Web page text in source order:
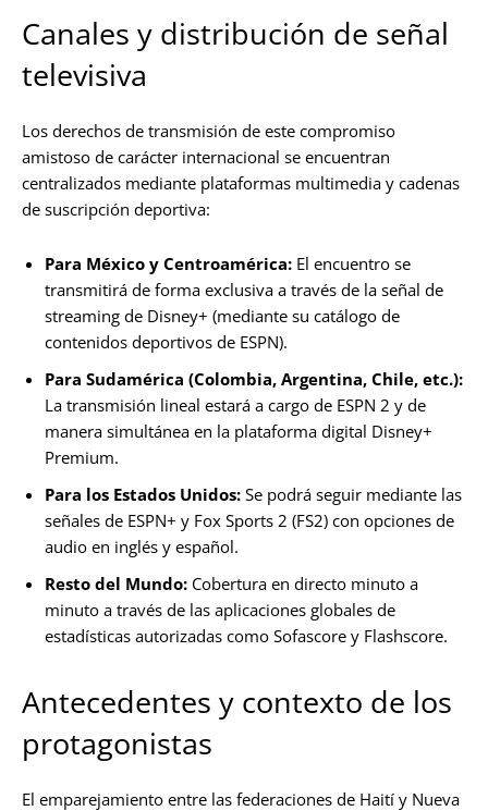
Canales y distribución de señal
televisiva
Los derechos de transmisión de este compromiso
amistoso de carácter internacional se encuentran
centralizados mediante plataformas multimedia y cadenas
de suscripción deportiva:
Para México y Centroamérica: El encuentro se
transmitirá de forma exclusiva a través de la señal de
streaming de Disney+ (mediante su catálogo de
contenidos deportivos de ESPN).
Para Sudamérica (Colombia, Argentina, Chile, etc.):
La transmisión lineal estará a cargo de ESPN 2 y de
manera simultánea en la plataforma digital Disney+
Premium.
Para los Estados Unidos: Se podrá seguir mediante las
señales de ESPN+ y Fox Sports 2 (FS2) con opciones de
audio en inglés y español.
Resto del Mundo: Cobertura en directo minuto a
minuto a través de las aplicaciones globales de
estadísticas autorizadas como Sofascore y Flashscore.
Antecedentes y contexto de los
protagonistas
El emparejamiento entre las federaciones de Haití y Nueva